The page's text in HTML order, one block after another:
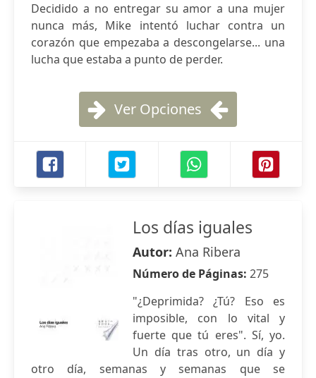
Decidido a no entregar su amor a una mujer
nunca más, Mike intentó luchar contra un
corazón que empezaba a descongelarse... una
lucha que estaba a punto de perder.
Ver Opciones
Los días iguales
Autor: Ana Ribera
Número de Páginas: 275
"¿Deprimida? ¿Tú? Eso es
imposible, con lo vital y
fuerte que tú eres". Sí, yo.
Un día tras otro, un día y
otro día, semanas y semanas que se